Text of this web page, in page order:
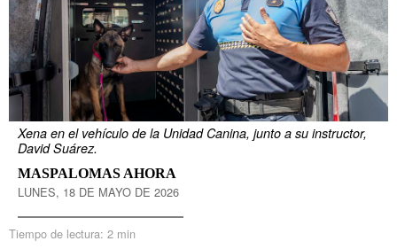
Xena en el vehículo de la Unidad Canina, junto a su instructor,
David Suárez.
MASPALOMAS AHORA
LUNES, 18 DE MAYO DE 2026
Tiempo de lectura: 2 min